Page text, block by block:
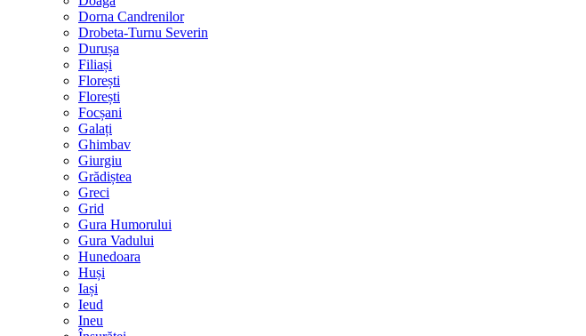
Dorna Candrenilor
Drobeta-Turnu Severin
Durușa
Filiași
Florești
Florești
Focșani
Galați
Ghimbav
Giurgiu
Grădiștea
Greci
Grid
Gura Humorului
Gura Vadului
Hunedoara
Huși
Iași
Ieud
Ineu